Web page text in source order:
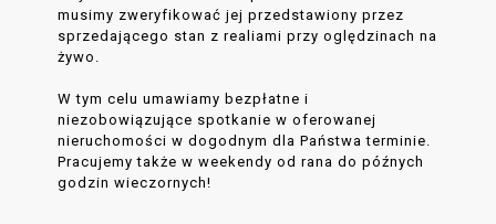
musimy zweryfikować jej przedstawiony przez
sprzedającego stan z realiami przy oględzinach na
żywo.
W tym celu umawiamy bezpłatne i
niezobowiązujące spotkanie w oferowanej
nieruchomości w dogodnym dla Państwa terminie.
Pracujemy także w weekendy od rana do późnych
godzin wieczornych!